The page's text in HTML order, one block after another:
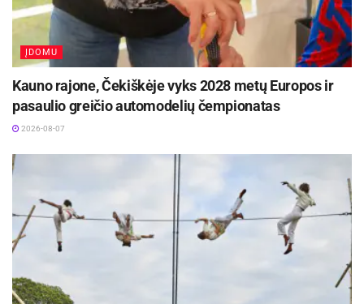
„Kėdainiai abipus Nevėžio“!
Paroda veiks iki rugpjūčio 27 d. bibliotekos
darbo laiku.
ĮDOMU
Kauno rajone, Čekiškėje vyks 2028 metų Europos ir
pasaulio greičio automodelių čempionatas
2026-08-07